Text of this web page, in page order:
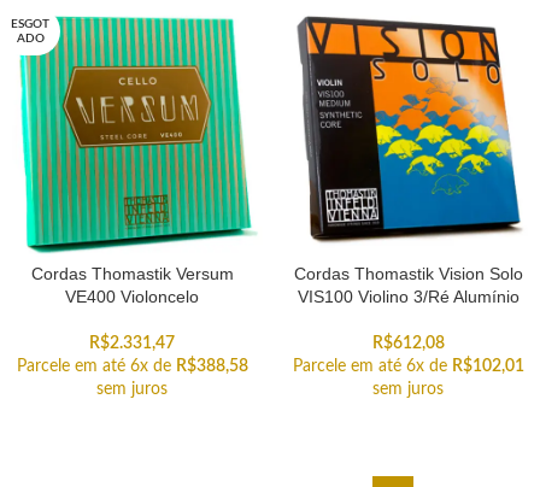
ESGOT
ADO
Cordas Thomastik Versum
VE400 Violoncelo
R$2.331,47
Parcele em até 6x de R$388,58
sem juros
Cordas Thomastik Vision Solo
VIS100 Violino 3/Ré Alumínio
R$612,08
Parcele em até 6x de R$102,01
sem juros